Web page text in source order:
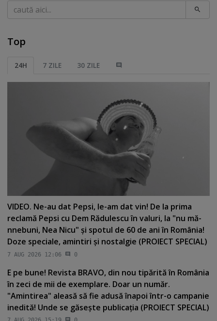
Caută
Top
24H 7 ZILE 30 ZILE
VIDEO. Ne-au dat Pepsi, le-am dat vin! De la prima
reclamă Pepsi cu Dem Rădulescu în valuri, la "nu mă-
nnebuni, Nea Nicu" şi spotul de 60 de ani în România!
Doze speciale, amintiri şi nostalgie (PROIECT SPECIAL)
7 AUG 2026 12:06 0
E pe bune! Revista BRAVO, din nou tipărită în România
în zeci de mii de exemplare. Doar un număr.
"Amintirea" aleasă să fie adusă înapoi într-o campanie
inedită! Unde se găseşte publicaţia (PROIECT SPECIAL)